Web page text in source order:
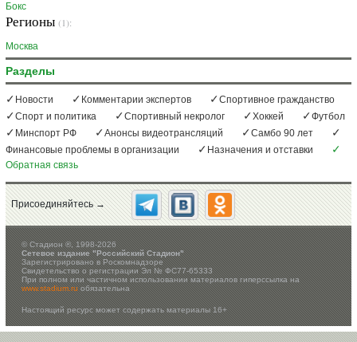
Бокс
Регионы (1):
Москва
Разделы
Новости Комментарии экспертов
Спортивное гражданство
Спорт и политика
Спортивный некролог Хоккей
Футбол
Минспорт РФ
Анонсы видеотрансляций
Самбо 90 лет
Финансовые проблемы в организации
Назначения и отставки
Обратная связь
Присоединяйтесь →
©Стадион ®, 1998-2026
Сетевое издание "Российский Стадион"
Зарегистрировано в Роскомнадзоре
Свидетельство о регистрации Эл № ФС77-65333
При полном или частичном использовании материалов гиперссылка на
www.stadium.ruобязательна
Настоящий ресурс может содержать материалы 16+